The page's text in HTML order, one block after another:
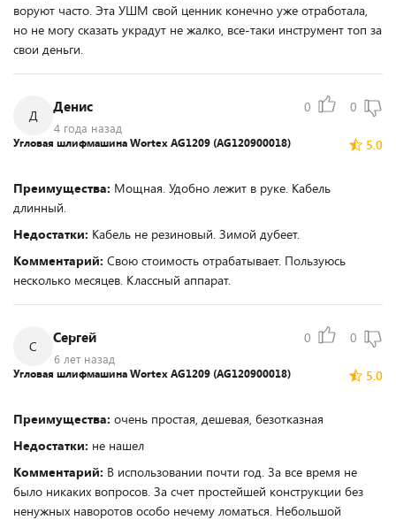
воруют часто. Эта УШМ свой ценник конечно уже отработала,
но не могу сказать украдут не жалко, все-таки инструмент топ за
свои деньги.
Д
Денис
4 года назад
0 0
5.0
Угловая шлифмашина Wortex AG1209 (AG120900018)
Преимущества: Мощная. Удобно лежит в руке. Кабель
длинный.
Недостатки: Кабель не резиновый. Зимой дубеет.
Комментарий: Свою стоимость отрабатывает. Пользуюсь
несколько месяцев. Классный аппарат.
С
Сергей
6 лет назад
0 0
5.0
Угловая шлифмашина Wortex AG1209 (AG120900018)
Преимущества: очень простая, дешевая, безотказная
Недостатки: не нашел
Комментарий: В использовании почти год. За все время не
было никаких вопросов. За счет простейшей конструкции без
ненужных наворотов особо нечему ломаться. Небольшой